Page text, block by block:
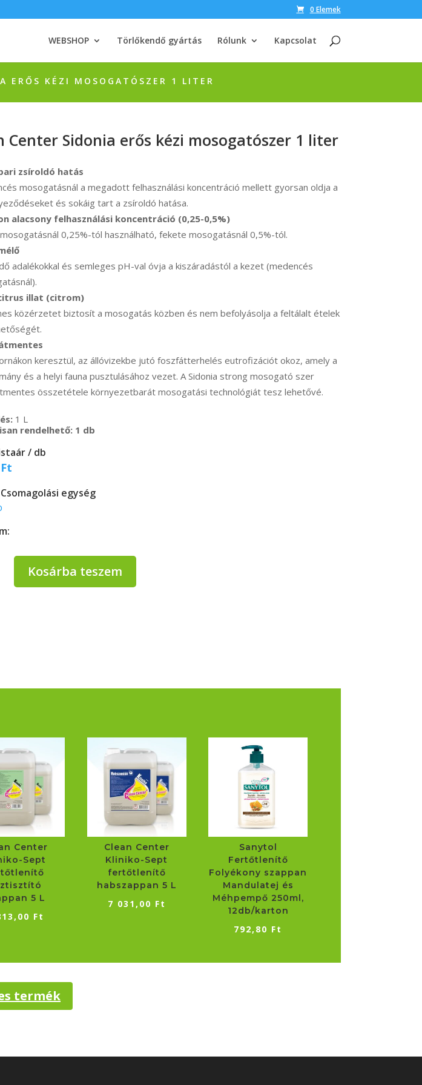
0 Elemek
WEBSHOP Törlőkendő gyártás Rólunk Kapcsolat
ERŐS KÉZI MOSOGATÓSZER 1 LITER
Center Sidonia erős kézi mosogatószer 1 liter
zsíroldó hatás
mosogatásnál a megadott felhasználási koncentráció mellett gyorsan oldja a
és sokáig tart a zsíroldó hatása.
alacsony felhasználási koncentráció (0,25-0,5%)
0,25%-tól használható, fekete mosogatásnál 0,5%-tól.
adalékokkal és semleges pH-val óvja a kiszáradástól a kezet (medencés
illat (citrom)
közérzetet biztosít a mosogatás közben és nem befolyásolja a feltálalt ételek
keresztül, az állóvizekbe jutó foszfátterhelés eutrofizációt okoz, amely a
és a helyi fauna pusztulásához vezet. A Sidonia strong mosogató szer
összetétele környezetbarát mosogatási technológiát tesz lehetővé.
1 L
rendelhető: 1 db
/ db
Ft
egység
Kosárba teszem
Center
Sept
5 L
Ft
Clean Center
Kliniko-Sept
fertőtlenítő
habszappan 5 L
7 031,00 Ft
Sanytol
Fertőtlenítő
Folyékony szappan
Mandulatej és
Méhpempő 250ml,
12db/karton
792,80 Ft
termék